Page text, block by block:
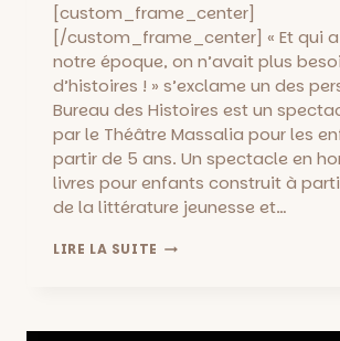
[custom_frame_center]
[/custom_frame_center] « Et qui a
notre époque, on n’avait plus
d’histoires ! » s’exclame un des
Bureau des Histoires est un
par le Théâtre Massalia pour les
partir de 5 ans. Un spectacle en
livres pour enfants construit à
de la littérature jeunesse et…
LIRE LA SUITE LE